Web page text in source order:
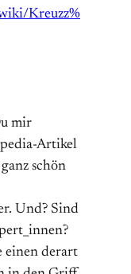
Kreuzz%
mir
Artikel
schön
Und? Sind
einen derart